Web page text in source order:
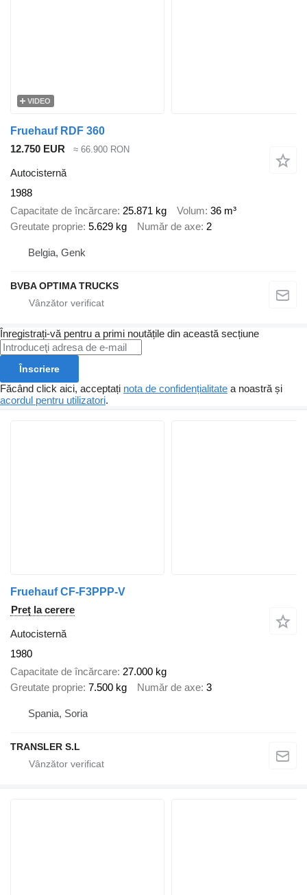
VIDEO
Fruehauf RDF 360
12.750 EUR
≈ 66.900 RON
Autocisternă
1988
Capacitate de încărcare 25.871 kg Volum 36 m³
Greutate proprie 5.629 kg Număr de axe 2
Belgia, Genk
BVBA OPTIMA TRUCKS
Înregistrați-vă pentru a primi noutățile din această secțiune
Înscriere
Făcând click aici, acceptați nota de confidențialitate a noastră și
acordul pentru utilizatori.
Fruehauf CF-F3PPP-V
Preț la cerere
Autocisternă
1980
Capacitate de încărcare 27.000 kg
Greutate proprie 7.500 kg Număr de axe 3
Spania, Soria
TRANSLER S.L